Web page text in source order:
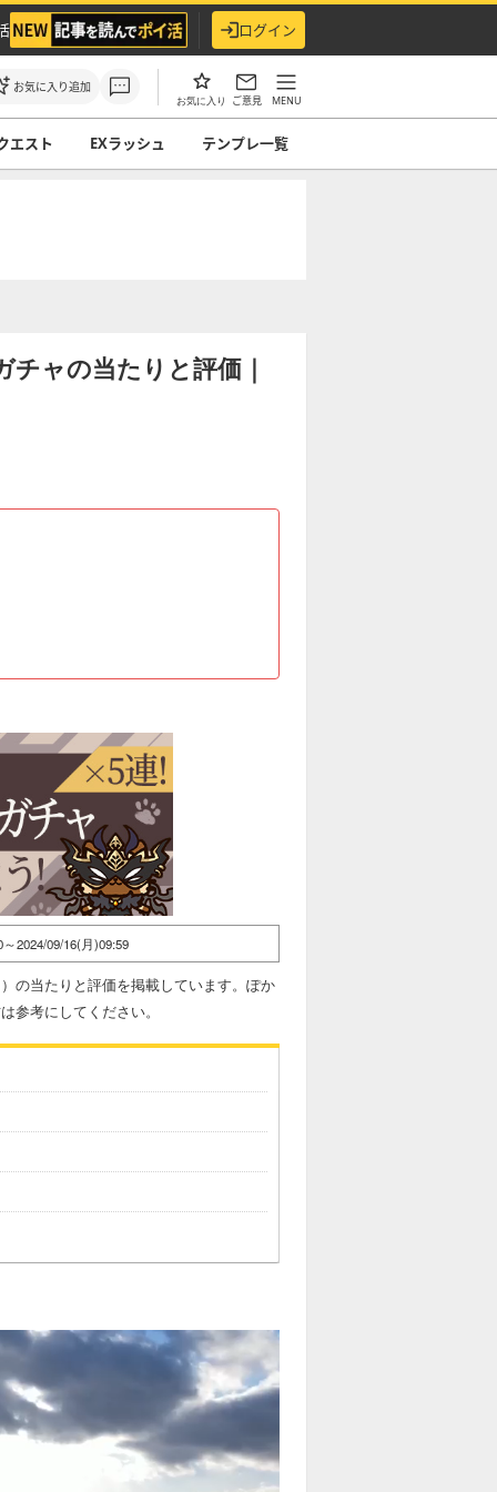
ログイン
お気に入り追加
お気に入り ご意見 MENU
エスト EXラッシュ テンプレ一覧
ャの当たりと評価｜
2024/09/16(月)09:59
の当たりと評価を掲載しています。ぽか
参考にしてください。